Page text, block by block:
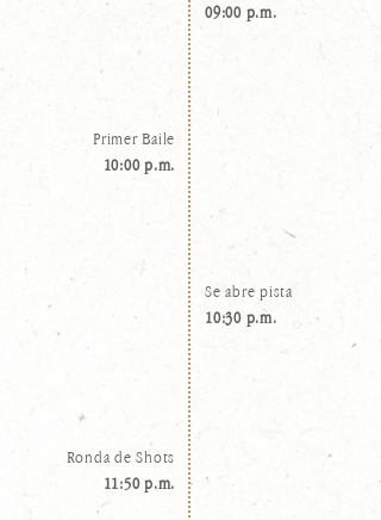
09:00 p.m.
Primer Baile
10:00 p.m.
Se abre pista
10:30 p.m.
Ronda de Shots
11:50 p.m.